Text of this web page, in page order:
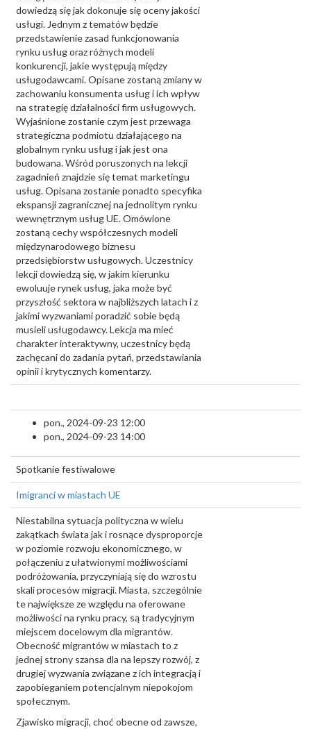
dowiedzą się jak dokonuje się oceny jakości
usługi. Jednym z tematów będzie
przedstawienie zasad funkcjonowania
rynku usług oraz różnych modeli
konkurencji, jakie występują między
usługodawcami. Opisane zostaną zmiany w
zachowaniu konsumenta usług i ich wpływ
na strategię działalności firm usługowych.
Wyjaśnione zostanie czym jest przewaga
strategiczna podmiotu działającego na
globalnym rynku usług i jak jest ona
budowana. Wśród poruszonych na lekcji
zagadnień znajdzie się temat marketingu
usług. Opisana zostanie ponadto specyfika
ekspansji zagranicznej na jednolitym rynku
wewnętrznym usług UE. Omówione
zostaną cechy współczesnych modeli
międzynarodowego biznesu
przedsiębiorstw usługowych. Uczestnicy
lekcji dowiedzą się, w jakim kierunku
ewoluuje rynek usług, jaka może być
przyszłość sektora w najbliższych latach i z
jakimi wyzwaniami poradzić sobie będą
musieli usługodawcy. Lekcja ma mieć
charakter interaktywny, uczestnicy będą
zachęcani do zadania pytań, przedstawiania
opinii i krytycznych komentarzy.
pon., 2024-09-23 12:00
pon., 2024-09-23 14:00
Spotkanie festiwalowe
Imigranci w miastach UE
Niestabilna sytuacja polityczna w wielu
zakątkach świata jak i rosnące dysproporcje
w poziomie rozwoju ekonomicznego, w
połączeniu z ułatwionymi możliwościami
podróżowania, przyczyniają się do wzrostu
skali procesów migracji. Miasta, szczególnie
te największe ze względu na oferowane
możliwości na rynku pracy, są tradycyjnym
miejscem docelowym dla migrantów.
Obecność migrantów w miastach to z
jednej strony szansa dla na lepszy rozwój, z
drugiej wyzwania związane z ich integracją i
zapobieganiem potencjalnym niepokojom
społecznym.
Zjawisko migracji, choć obecne od zawsze,